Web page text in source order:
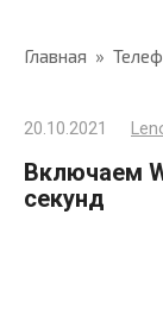
Главная »
20.10.2021
Включаем
секунд